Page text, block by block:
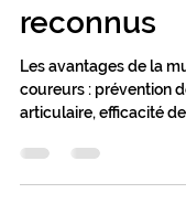
coureurs :
reconnus
Les avantages de la
articulaire, efficacité